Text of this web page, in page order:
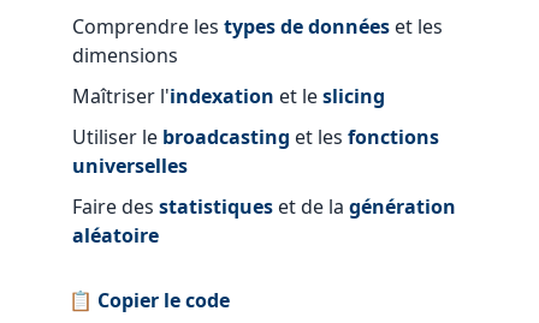
Comprendre les types de données et les
dimensions
Maîtriser l'indexation et leslicing
Utiliser le broadcasting et les fonctions
universelles
Faire des statistiques et de la génération
aléatoire
📋 Copier le code